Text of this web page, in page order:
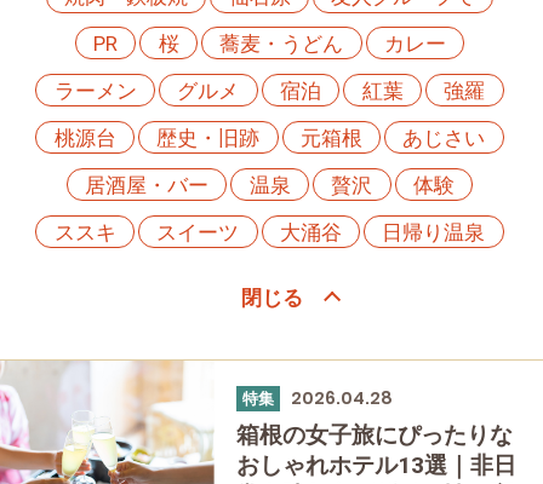
PR
桜 蕎麦・うどん
カレー
ラーメン
グルメ 宿泊 紅葉
強羅
桃源台
歴史・旧跡 元箱根
あじさい
居酒屋・バー
温泉 贅沢
体験
ススキ
スイーツ 大涌谷 日帰り温泉
特集 2026.04.28
箱根の女子旅にぴったりな
おしゃれホテル13選｜非日